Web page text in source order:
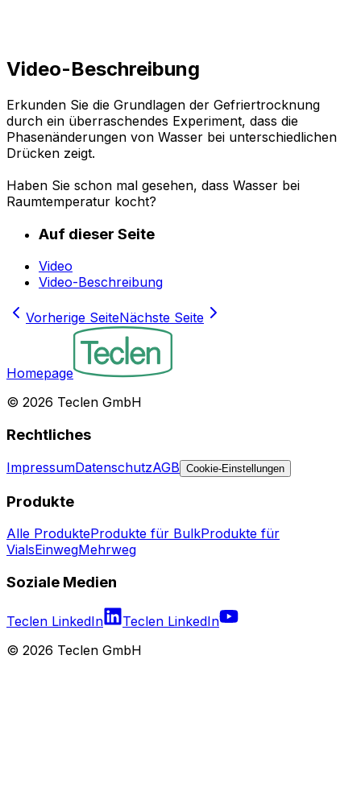
Video-Beschreibung
Erkunden Sie die Grundlagen der Gefriertrocknung
durch ein überraschendes Experiment, dass die
Phasenänderungen von Wasser bei unterschiedlichen
Drücken zeigt.
Haben Sie schon mal gesehen, dass Wasser bei
Raumtemperatur kocht?
Auf dieser Seite
Video
Video-Beschreibung
Vorherige SeiteNächste Seite
Homepage
© 2026 Teclen GmbH
Rechtliches
ImpressumDatenschutzAGB Cookie-Einstellungen
Produkte
Alle ProdukteProdukte für BulkProdukte für
VialsEinwegMehrweg
Soziale Medien
Teclen LinkedIn
Teclen LinkedIn
© 2026 Teclen GmbH